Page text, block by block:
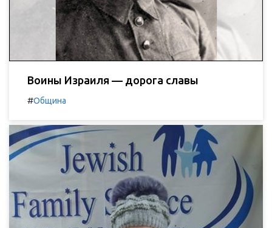
Воины Израиля — дорога славы
#Община